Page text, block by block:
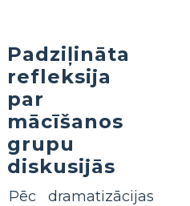
Padziļināta
refleksija
par
mācīšanos
grupu
diskusijās
Pēc dramatizācijas